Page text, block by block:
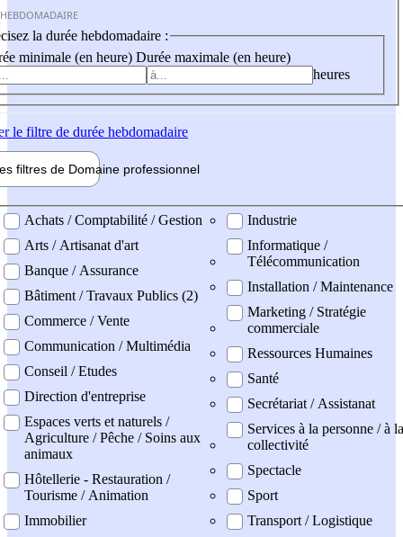
la durée hebdomadaire :
minimale (en heure) Durée maximale (en heure)
heures
le filtre de durée hebdomadaire
filtres de Domaine professionnel
professionel
Achats / Comptabilité / Gestion
Arts / Artisanat d'art
Banque / Assurance
Bâtiment / Travaux Publics (2)
Commerce / Vente
Communication / Multimédia
Conseil / Etudes
Direction d'entreprise
Espaces verts et naturels /
Agriculture / Pêche / Soins aux
animaux
Hôtellerie - Restauration /
Tourisme / Animation
Immobilier
Industrie
Informatique /
Télécommunication
Installation / Maintenance
Marketing / Stratégie
commerciale
Ressources Humaines
Santé
Secrétariat / Assistanat
Services à la personne / à la
collectivité
Spectacle
Sport
Transport / Logistique